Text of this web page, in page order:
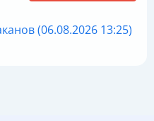
(06.08.2026 13:25)